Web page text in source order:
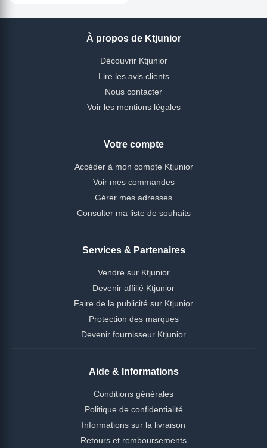
À propos de Ktjunior
Découvrir Ktjunior
Lire les avis clients
Nous contacter
Voir les mentions légales
Votre compte
Accéder à mon compte Ktjunior
Voir mes commandes
Gérer mes adresses
Consulter ma liste de souhaits
Services & Partenaires
Vendre sur Ktjunior
Devenir affilié Ktjunior
Faire de la publicité sur Ktjunior
Protection des marques
Devenir fournisseur Ktjunior
Aide & Informations
Conditions générales
Politique de confidentialité
Informations sur la livraison
Retours et remboursements